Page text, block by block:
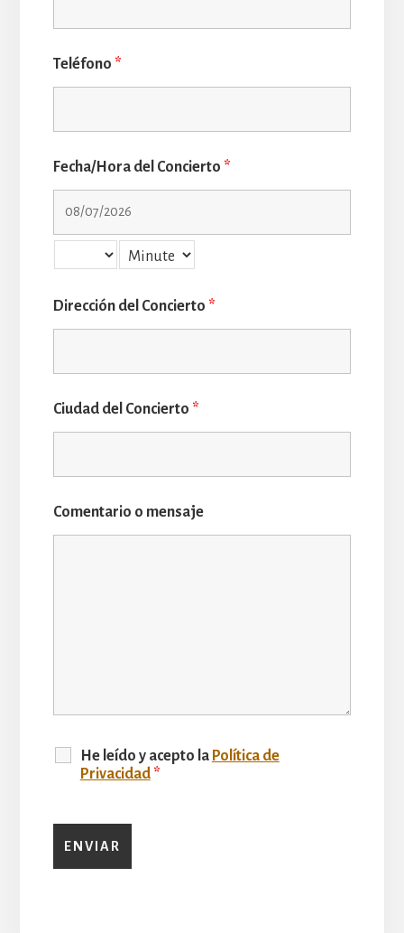
Teléfono *
Fecha/Hora del Concierto *
Dirección del Concierto *
Ciudad del Concierto *
Comentario o mensaje
He leído y acepto la Polí­tica de
Privacidad *